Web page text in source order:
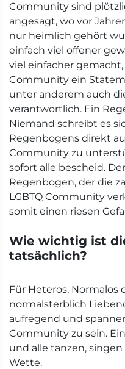
Community sind
angesagt, wo vor
nur heimlich gehört
einfach viel offener
viel einfacher gemacht,
Community ein
unter anderem auch
verantwortlich. Ein
Niemand schreibt es
Regenbogens direkt
Community zu
sofort alle bescheid.
Regenbogen, der die
LGBTQ Community
somit einen riesen
Wie wichtig ist
tatsächlich?
Für Heteros, Normalos
normalsterblich
aufregend und
Community zu sein.
und alle tanzen,
Wette.